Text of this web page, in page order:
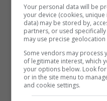
sono veloci fanno
lavorato per questa
casa ma credo che
tre punti anche se non
partita dell’anno: il
giocare con intensità
palla“.
Your personal data will be
your device (cookies,
data) may be stored by,
partners, or used
may use precise geolocation
Some vendors may
of legitimate interest, which
your options below. Look
or in the site menu to
and cookie settings.